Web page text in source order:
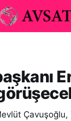
Çavuşoğlu,